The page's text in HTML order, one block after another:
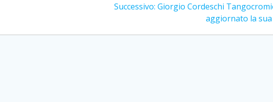
Successivo: Articolo
Giorgio Cordeschi
aggiornato la